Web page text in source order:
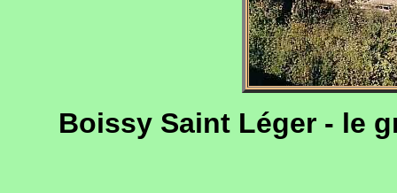
Boissy Saint Léger - le